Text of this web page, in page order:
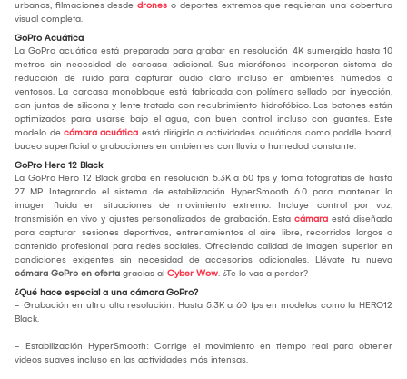
urbanos, filmaciones desde drones o deportes extremos que requieran una cobertura
visual completa.
GoPro Acuática
La GoPro acuática está preparada para grabar en resolución 4K sumergida hasta 10
metros sin necesidad de carcasa adicional. Sus micrófonos incorporan sistema de
reducción de ruido para capturar audio claro incluso en ambientes húmedos o
ventosos. La carcasa monobloque está fabricada con polímero sellado por inyección,
con juntas de silicona y lente tratada con recubrimiento hidrofóbico. Los botones están
optimizados para usarse bajo el agua, con buen control incluso con guantes. Este
modelo de cámara acuática está dirigido a actividades acuáticas como paddle board,
buceo superficial o grabaciones en ambientes con lluvia o humedad constante.
GoPro Hero 12 Black
La GoPro Hero 12 Black graba en resolución 5.3K a 60 fps y toma fotografías de hasta
27 MP. Integrando el sistema de estabilización HyperSmooth 6.0 para mantener la
imagen fluida en situaciones de movimiento extremo. Incluye control por voz,
transmisión en vivo y ajustes personalizados de grabación. Esta cámara está diseñada
para capturar sesiones deportivas, entrenamientos al aire libre, recorridos largos o
contenido profesional para redes sociales. Ofreciendo calidad de imagen superior en
condiciones exigentes sin necesidad de accesorios adicionales. Llévate tu nueva
cámara GoPro en oferta gracias al Cyber Wow. ¿Te lo vas a perder?
¿Qué hace especial a una cámara GoPro?
- Grabación en ultra alta resolución: Hasta 5.3K a 60 fps en modelos como la HERO12
Black.
- Estabilización HyperSmooth: Corrige el movimiento en tiempo real para obtener
videos suaves incluso en las actividades más intensas.